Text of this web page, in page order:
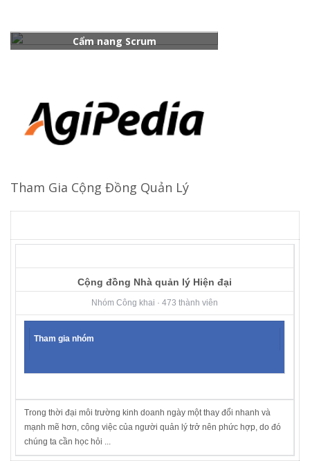
Cẩm nang Scrum
Tham Gia Cộng Đồng Quản Lý
Cộng đồng Nhà quản lý Hiện đại
Nhóm Công khai · 473 thành viên
Tham gia nhóm
Trong thời đại môi trường kinh doanh ngày một thay đổi nhanh và
mạnh mẽ hơn, công việc của người quản lý trở nên phức hợp, do đó
chúng ta cần học hỏi ...